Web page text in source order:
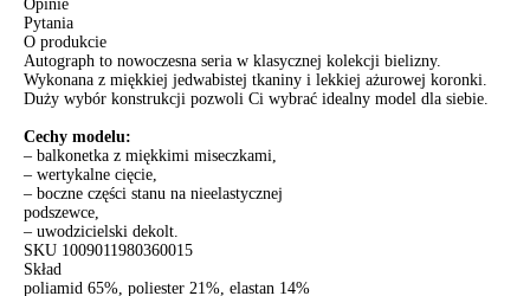
Opinie
Pytania
O produkcie
Autograph to nowoczesna seria w klasycznej kolekcji bielizny.
Wykonana z miękkiej jedwabistej tkaniny i lekkiej ażurowej koronki.
Duży wybór konstrukcji pozwoli Ci wybrać idealny model dla siebie.
Cechy modelu:
– balkonetka z miękkimi miseczkami,
– wertykalne cięcie,
– boczne części stanu na nieelastycznej
podszewce,
– uwodzicielski dekolt.
SKU 1009011980360015
Skład
poliamid 65%, poliester 21%, elastan 14%